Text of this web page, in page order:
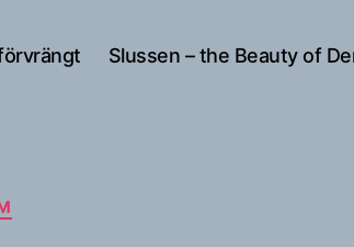
Slussen – the Beauty of